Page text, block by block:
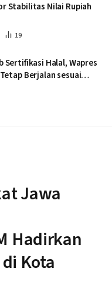
Stabilitas Nilai Rupiah
19
Halal, Wapres
Berjalan sesuai
Jawa
Hadirkan
Kota